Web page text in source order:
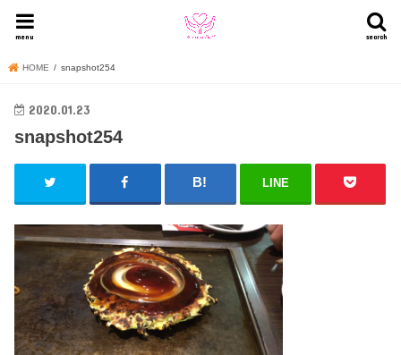
search
menu
HOME snapshot254
2020.01.23
snapshot254
LINE